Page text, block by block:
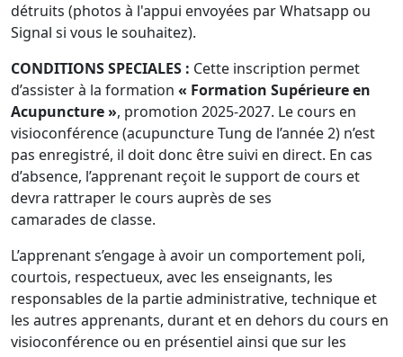
détruits (photos à l'appui envoyées par Whatsapp ou
Signal si vous le souhaitez).
CONDITIONS SPECIALES : Cette inscription permet
d’assister à la formation « Formation Supérieure en
Acupuncture », promotion 2025-2027. Le cours en
visioconférence (acupuncture Tung de l’année 2) n’est
pas enregistré, il doit donc être suivi en direct. En cas
d’absence, l’apprenant reçoit le support de cours et
devra rattraper le cours auprès de ses
camarades de classe.
L’apprenant s’engage à avoir un comportement poli,
courtois, respectueux, avec les enseignants, les
responsables de la partie administrative, technique et
les autres apprenants, durant et en dehors du cours en
visioconférence ou en présentiel ainsi que sur les